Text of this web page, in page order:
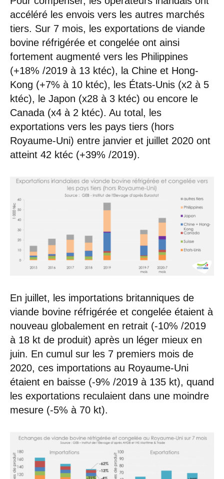
accéléré les envois vers les autres marchés
tiers. Sur 7 mois, les exportations de viande
bovine réfrigérée et congelée ont ainsi
fortement augmenté vers les Philippines
(+18% /2019 à 13 ktéc), la Chine et Hong-
Kong (+7% à 10 ktéc), les États-Unis (x2 à 5
ktéc), le Japon (x28 à 3 ktéc) ou encore le
Canada (x4 à 2 ktéc). Au total, les
exportations vers les pays tiers (hors
Royaume-Uni) entre janvier et juillet 2020 ont
atteint 42 ktéc (+39% /2019).
En juillet, les importations britanniques de
viande bovine réfrigérée et congelée étaient à
nouveau globalement en retrait (-10% /2019
à 18 kt de produit) après un léger mieux en
juin. En cumul sur les 7 premiers mois de
2020, ces importations au Royaume-Uni
étaient en baisse (-9% /2019 à 135 kt), quand
les exportations reculaient dans une moindre
mesure (-5% à 70 kt).